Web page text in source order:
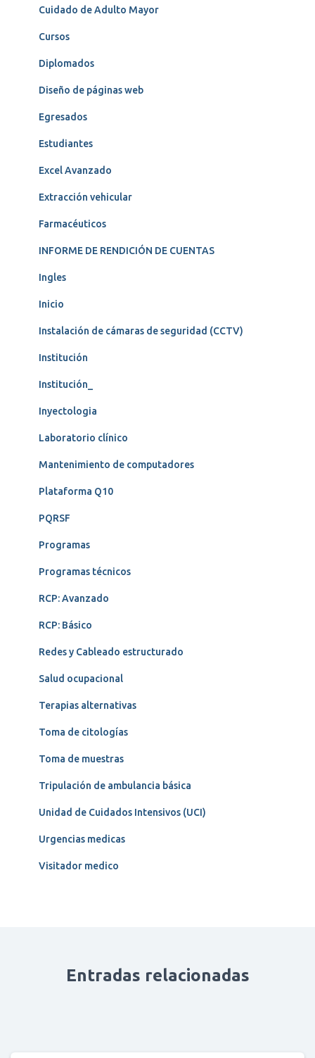
Cuidado de Adulto Mayor
Cursos
Diplomados
Diseño de páginas web
Egresados
Estudiantes
Excel Avanzado
Extracción vehicular
Farmacéuticos
INFORME DE RENDICIÓN DE CUENTAS
Ingles
Inicio
Instalación de cámaras de seguridad (CCTV)
Institución
Institución_
Inyectologia
Laboratorio clínico
Mantenimiento de computadores
Plataforma Q10
PQRSF
Programas
Programas técnicos
RCP: Avanzado
RCP: Básico
Redes y Cableado estructurado
Salud ocupacional
Terapias alternativas
Toma de citologías
Toma de muestras
Tripulación de ambulancia básica
Unidad de Cuidados Intensivos (UCI)
Urgencias medicas
Visitador medico
Entradas relacionadas